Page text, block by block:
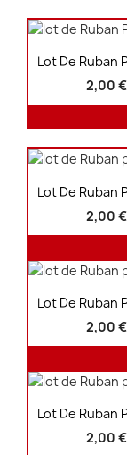
Aperçu
Lot De Ruban
2,00 €
Aperçu
Lot De Ruban
2,00 €
Aperçu
Lot De Ruban
2,00 €
Aperçu
Lot De Ruban
2,00 €